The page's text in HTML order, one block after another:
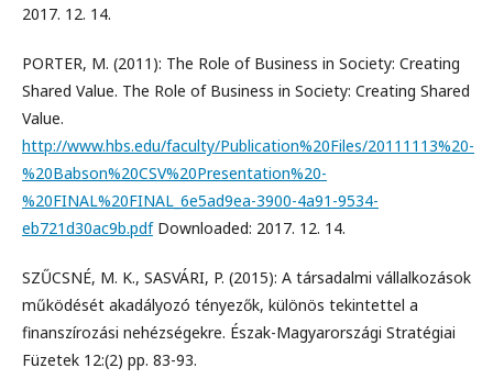
2017. 12. 14.
PORTER, M. (2011): The Role of Business in Society: Creating
Shared Value. The Role of Business in Society: Creating Shared
Value.
http://www.hbs.edu/faculty/Publication%20Files/20111113%20-
%20Babson%20CSV%20Presentation%20-
%20FINAL%20FINAL_6e5ad9ea-3900-4a91-9534-
eb721d30ac9b.pdfDownloaded: 2017. 12. 14.
SZŰCSNÉ, M. K., SASVÁRI, P. (2015): A társadalmi vállalkozások
működését akadályozó tényezők, különös tekintettel a
finanszírozási nehézségekre. Észak-Magyarországi Stratégiai
Füzetek 12:(2) pp. 83-93.